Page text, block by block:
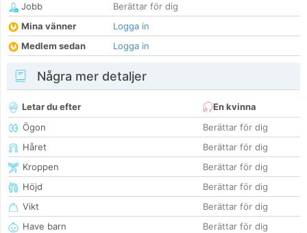
Jobb
Berättar för dig
Mina vänner
Logga in
Medlem sedan
Logga in
Några mer detaljer
Letar du efter
En kvinna
Ögon
Berättar för dig
Håret
Berättar för dig
Kroppen
Berättar för dig
Höjd
Berättar för dig
Vikt
Berättar för dig
Have barn
Berättar för dig